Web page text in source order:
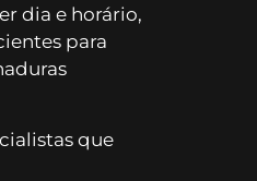
dia e horário,
para
que